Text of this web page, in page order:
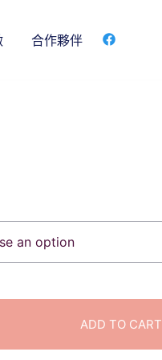
合作夥伴
ADD TO CART